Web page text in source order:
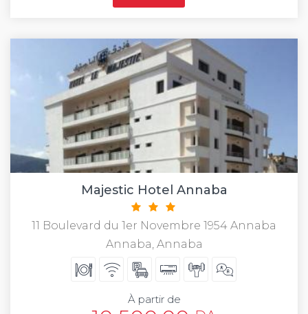
Majestic Hotel Annaba
11 Boulevard du 1er Novembre 1954 Annaba
Annaba, Annaba
À partir de